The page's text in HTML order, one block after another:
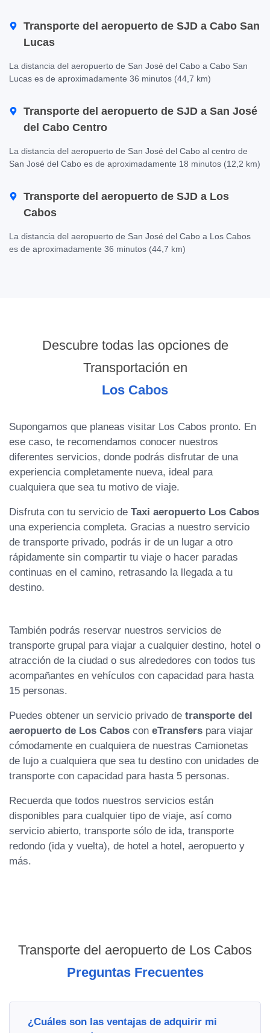
Transporte del aeropuerto de SJD a Cabo San
Lucas
La distancia del aeropuerto de San José del Cabo a Cabo San
Lucas es de aproximadamente 36 minutos (44,7 km)
Transporte del aeropuerto de SJD a San José
del Cabo Centro
La distancia del aeropuerto de San José del Cabo al centro de
San José del Cabo es de aproximadamente 18 minutos (12,2 km)
Transporte del aeropuerto de SJD a Los
Cabos
La distancia del aeropuerto de San José del Cabo a Los Cabos
es de aproximadamente 36 minutos (44,7 km)
Descubre todas las opciones de
Transportación en
Los Cabos
Supongamos que planeas visitar Los Cabos pronto. En
ese caso, te recomendamos conocer nuestros
diferentes servicios, donde podrás disfrutar de una
experiencia completamente nueva, ideal para
cualquiera que sea tu motivo de viaje.
Disfruta con tu servicio de Taxi aeropuerto Los Cabos
una experiencia completa. Gracias a nuestro servicio
de transporte privado, podrás ir de un lugar a otro
rápidamente sin compartir tu viaje o hacer paradas
continuas en el camino, retrasando la llegada a tu
destino.
También podrás reservar nuestros servicios de
transporte grupal para viajar a cualquier destino, hotel o
atracción de la ciudad o sus alrededores con todos tus
acompañantes en vehículos con capacidad para hasta
15 personas.
Puedes obtener un servicio privado de transporte del
aeropuerto de Los Cabos con eTransfers para viajar
cómodamente en cualquiera de nuestras Camionetas
de lujo a cualquiera que sea tu destino con unidades de
transporte con capacidad para hasta 5 personas.
Recuerda que todos nuestros servicios están
disponibles para cualquier tipo de viaje, así como
servicio abierto, transporte sólo de ida, transporte
redondo (ida y vuelta), de hotel a hotel, aeropuerto y
más.
Transporte del aeropuerto de Los Cabos
Preguntas Frecuentes
¿Cuáles son las ventajas de adquirir mi